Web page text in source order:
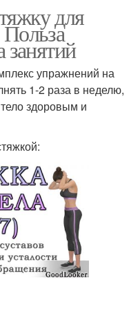
для
занятий
упражнений на
1-2 раза в неделю,
здоровым и